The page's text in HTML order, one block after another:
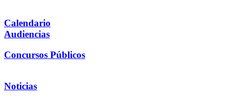
Calendario
Audiencias
Concursos Públicos
Noticias